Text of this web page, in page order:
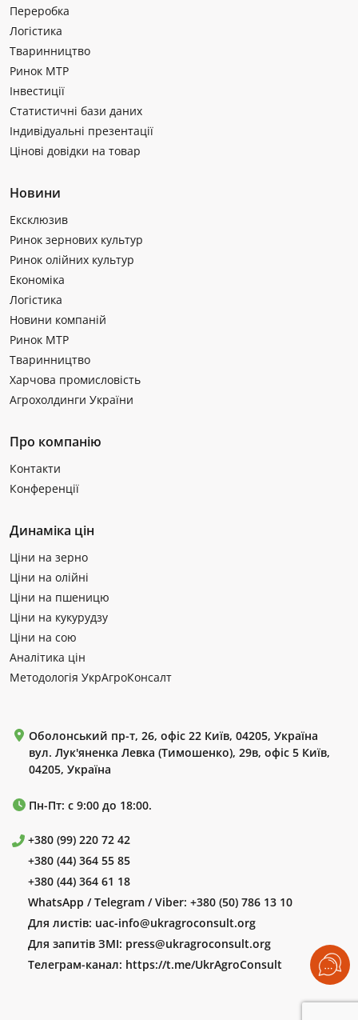
Переробка
Логістика
Тваринництво
Ринок МТР
Інвестиції
Статистичні бази даних
Індивідуальні презентації
Цінові довідки на товар
Новини
Ексклюзив
Ринок зернових культур
Ринок олійних культур
Економіка
Логістика
Новини компаній
Ринок МТР
Тваринництво
Харчова промисловість
Агрохолдинги України
Про компанію
Контакти
Конференції
Динаміка цін
Ціни на зерно
Ціни на олійні
Ціни на пшеницю
Ціни на кукурудзу
Ціни на сою
Аналітика цін
Методологія УкрАгроКонсалт
Оболонський пр-т, 26, офіс 22 Київ, 04205, Україна
вул. Лук'яненка Левка (Тимошенко), 29в, офіс 5 Київ,
04205, Україна
Пн-Пт: с 9:00 до 18:00.
+380 (99) 220 72 42
+380 (44) 364 55 85
+380 (44) 364 61 18
WhatsApp / Telegram / Viber: +380 (50) 786 13 10
Для листів: uac-info@ukragroconsult.org
Для запитів ЗМІ: press@ukragroconsult.org
Телеграм-канал: https://t.me/UkrAgroConsult